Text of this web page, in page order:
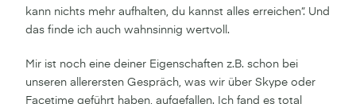
kann nichts mehr aufhalten, du kannst alles erreichen“. Und
das finde ich auch wahnsinnig wertvoll.
Mir ist noch eine deiner Eigenschaften z.B. schon bei
unseren allerersten Gespräch, was wir über Skype oder
Facetime geführt haben, aufgefallen. Ich fand es total